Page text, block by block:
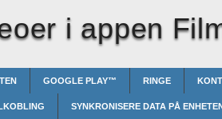
i appen
GOOGLE PLAY™‎ RINGE
SYNKRONISERE DATA PÅ